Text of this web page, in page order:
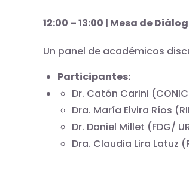
12:00 – 13:00 | Mesa de
Un panel de académicos
Participantes:
Dr. Catón Carini
Dra. María Elvira Ríos
Dr. Daniel Millet (FDG/
Dra. Claudia Lira Latuz